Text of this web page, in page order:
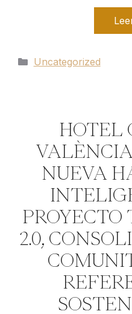
Categorías
Uncategorized
HOTEL
NUEVA
PROYECTO
2.0,